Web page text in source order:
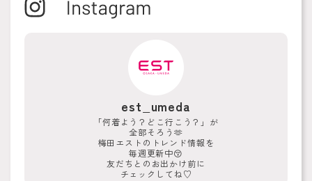
est_umeda
「何着よう？どこ行こう？」が
全部そろう🫶
梅田エストのトレンド情報を
毎週更新中😚
友だちとのお出かけ前に
チェックしてね♡